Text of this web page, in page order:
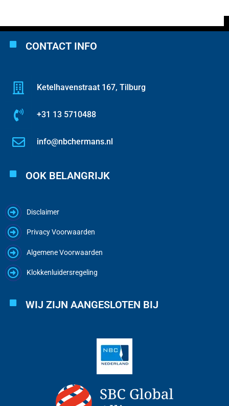
CONTACT INFO
Ketelhavenstraat 167, Tilburg
+31 13 5710488
info@nbchermans.nl
OOK BELANGRIJK
Disclaimer
Privacy Voorwaarden
Algemene Voorwaarden
Klokkenluidersregeling
WIJ ZIJN AANGESLOTEN BIJ